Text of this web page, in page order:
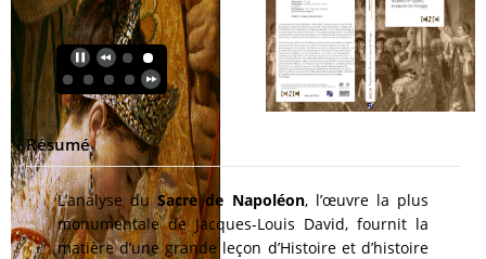
Résumé
L’analyse duSacre de Napoléon, l’œuvre la plus
monumentale de Jacques-Louis David, fournit la
matière d’une grande leçon d’Histoire et d’histoire